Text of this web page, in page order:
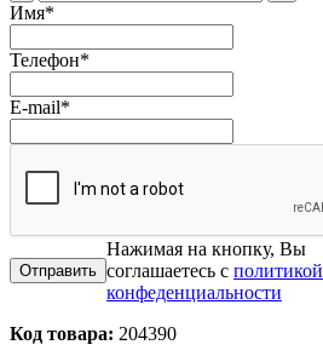
Имя*
Телефон*
E-mail*
Нажимая на кнопку, Вы
соглашаетесь с политикой
конфеденциальности
Код товара: 204390